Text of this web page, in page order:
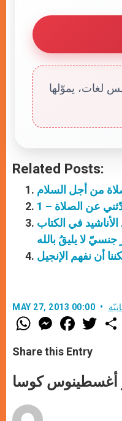
لغات، يموّلها
Related Posts:
من أجل السلام
عن الصلاة – 1
في الكتاب
لا يليقُ بالله
أن نفهم الإنجيل
MAY 27, 2013 00:00
W
h
t
s
p
p
M
e
s
e
e
F
a
e
b
o
k
w
Share this Entry
أغسطينوس كوسا